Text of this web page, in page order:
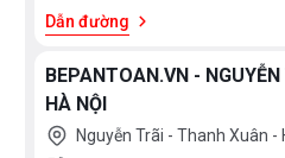
Dẫn đường
BEPANTOAN.VN -
HÀ NỘI
Nguyễn Trãi - Thanh Xuân -